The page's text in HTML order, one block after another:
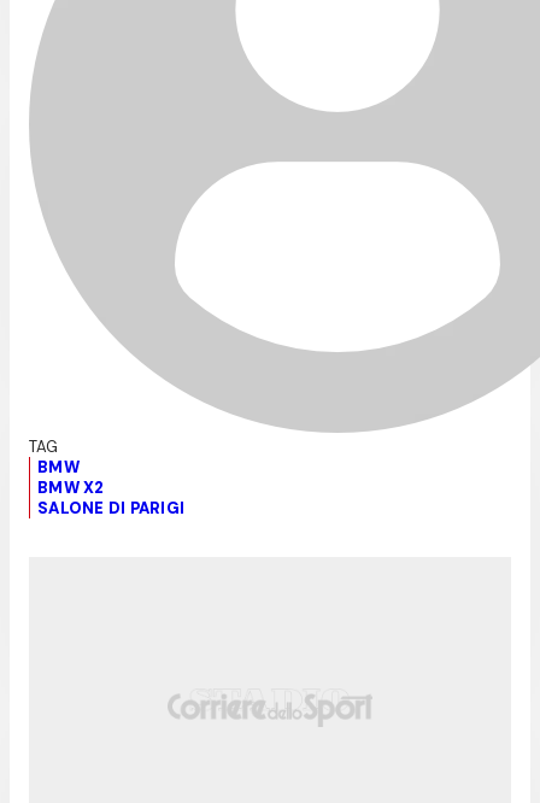
BMW
BMW X2
SALONE DI PARIGI